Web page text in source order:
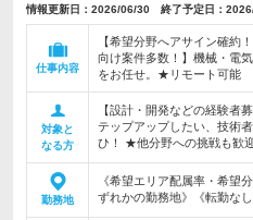
情報更新日：2026/06/30 終了予定日：
仕事内容
【希望分野へアサイン確約
向け案件多数！】機械・電
をお任せ。★リモート可能
対象と
なる方
【設計・開発などの経験
テップアップしたい、技術
ひ！ ★他分野への挑戦も歓迎
勤務地
《希望エリア配属率・希望
ずれかの勤務地》《転勤な